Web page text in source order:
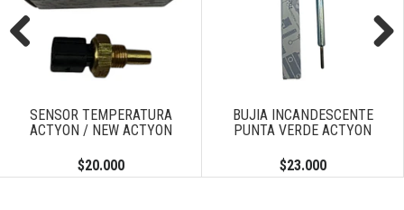
SENSOR TEMPERATURA
ACTYON / NEW ACTYON
$20.000
BUJIA INCANDESCENTE
PUNTA VERDE ACTYON
$23.000
Previous